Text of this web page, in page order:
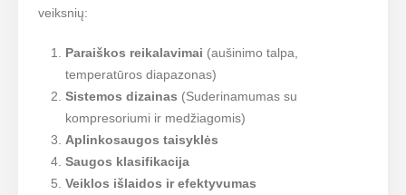
veiksnių:
Paraiškos reikalavimai (aušinimo talpa,
temperatūros diapazonas)
Sistemos dizainas (Suderinamumas su
kompresoriumi ir medžiagomis)
Aplinkosaugos taisyklės
Saugos klasifikacija
Veiklos išlaidos ir efektyvumas